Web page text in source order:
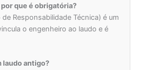
por que é obrigatória?
Responsabilidade Técnica) é um
o engenheiro ao laudo e é
laudo antigo?